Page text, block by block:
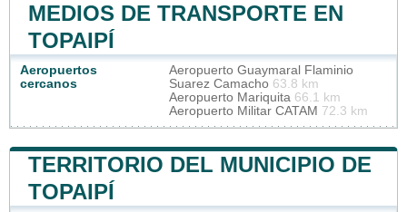
MEDIOS DE TRANSPORTE EN
TOPAIPÍ
Aeropuertos
cercanos
Aeropuerto Guaymaral Flaminio
Suarez Camacho 63.8 km
Aeropuerto Mariquita 66.1 km
Aeropuerto Militar CATAM 72.3 km
TERRITORIO DEL MUNICIPIO DE
TOPAIPÍ